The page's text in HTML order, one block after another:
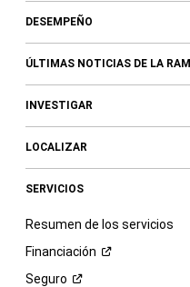
DESEMPEÑO
ÚLTIMAS NOTICIAS DE LA RAM
INVESTIGAR
LOCALIZAR
SERVICIOS
Resumen de los servicios
Financiación
Seguro